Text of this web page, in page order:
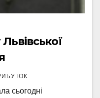
сьогодні